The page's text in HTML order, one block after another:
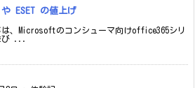
ESET の値上げ
は、Microsoftのコンシューマ向けoffice365シリ
び ...